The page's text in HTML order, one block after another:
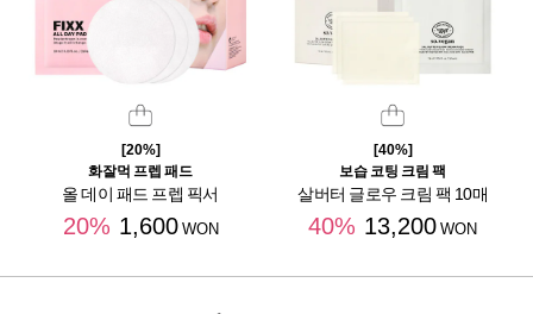
[20%]
화잘먹 프렙 패드
올 데이 패드 프렙 픽서
20% 1,600 WON
[40%]
보습 코팅 크림 팩
살버터 글로우 크림 팩 10매
40% 13,200 WON